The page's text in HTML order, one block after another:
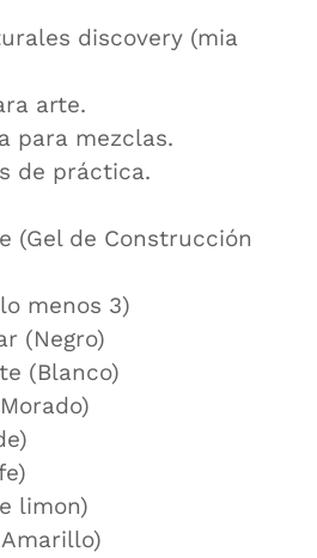
discovery (mia
arte.
para mezclas.
de práctica.
(Gel de Construcción
menos 3)
(Negro)
(Blanco)
limon)